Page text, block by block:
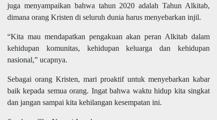
juga menyampaikan bahwa tahun 2020 adalah Tahun Alkitab,
dimana orang Kristen di seluruh dunia harus menyebarkan injil.
“Kita mau mendapatkan pengakuan akan peran Alkitab dalam
kehidupan komunitas, kehidupan keluarga dan kehidupan
nasional,” ucapnya.
Sebagai orang Kristen, mari proaktif untuk menyebarkan kabar
baik kepada semua orang. Ingat bahwa waktu hidup kita singkat
dan jangan sampai kita kehilangan kesempatan ini.